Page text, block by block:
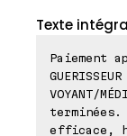
Texte
Paiement
VOYANT/
efficace,